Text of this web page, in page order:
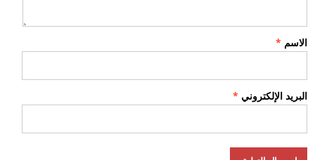
الاسم *
البريد الإلكتروني *